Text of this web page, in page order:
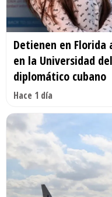
Detienen en Florida
en la Universidad
diplomático cubano
Hace 1 día